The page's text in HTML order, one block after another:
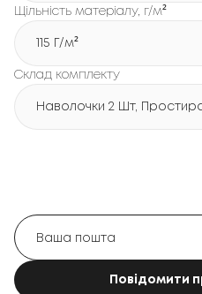
Щільність матеріалу, г/м²
115 Г/м²
Склад комплекту
Наволочки 2 Шт,
Повідомити